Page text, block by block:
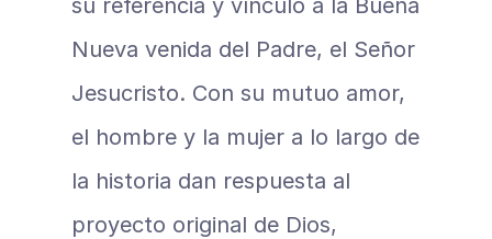
su referencia y vínculo a la Buena
Nueva venida del Padre, el Señor
Jesucristo. Con su mutuo amor,
el hombre y la mujer a lo largo de
la historia dan respuesta al
proyecto original de Dios,